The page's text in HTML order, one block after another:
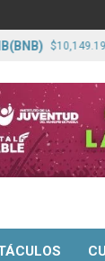
$10,149.19 -1.10%